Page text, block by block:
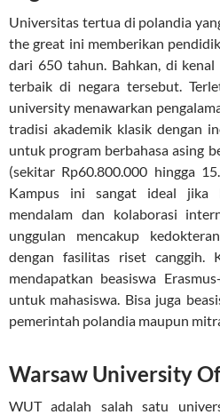
Universitas tertua di polandia
the great ini memberikan
dari 650 tahun. Bahkan, di
terbaik di negara tersebut.
university menawarkan
tradisi akademik klasik dengan
untuk program berbahasa asing
(sekitar Rp60.800.000 hingga
Kampus ini sangat ideal jika
mendalam dan kolaborasi
unggulan mencakup
dengan fasilitas riset canggih.
mendapatkan beasiswa
untuk mahasiswa. Bisa juga
pemerintah polandia maupun
Warsaw University
WUT adalah salah satu